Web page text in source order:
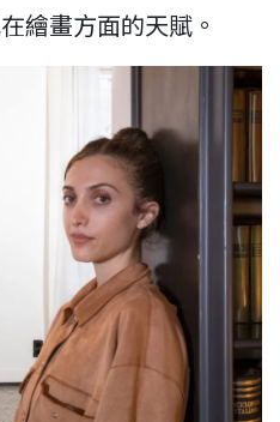
繪畫方面的天賦。